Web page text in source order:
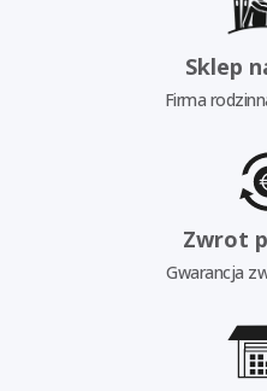
Sklep
Firma
Zwrot
Gwarancja